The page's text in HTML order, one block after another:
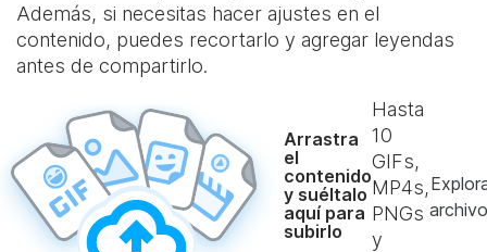
Además, si necesitas hacer ajustes en el
contenido, puedes recortarlo y agregar leyendas
antes de compartirlo.
Arrastra
el
contenido
y suéltalo
aquí para
subirlo
Hasta
10
GIFs,
MP4s,
PNGs
y